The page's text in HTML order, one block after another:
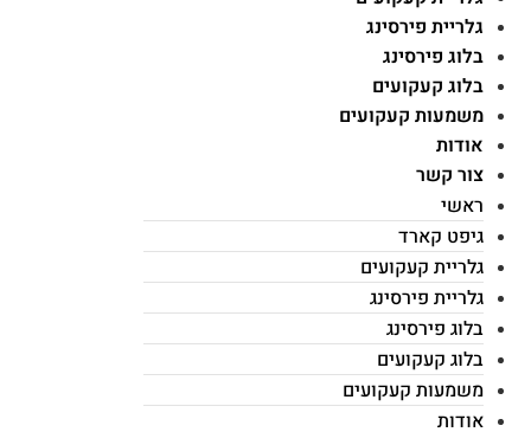
גלריית פירסינג
בלוג פירסינג
בלוג קעקועים
משמעות קעקועים
אודות
צור קשר
ראשי
גיפט קארד
גלריית קעקועים
גלריית פירסינג
בלוג פירסינג
בלוג קעקועים
משמעות קעקועים
אודות